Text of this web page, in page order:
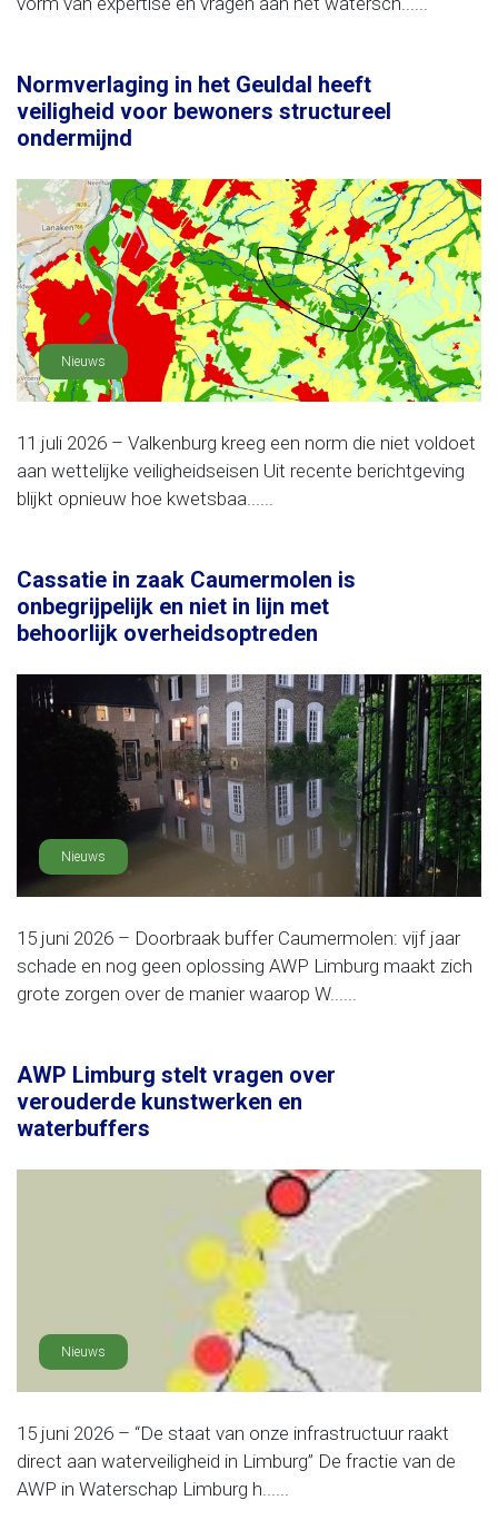
Normverlaging in het Geuldal heeft
veiligheid voor bewoners structureel
ondermijnd
Nieuws
11 juli 2026 – Valkenburg kreeg een norm die niet voldoet
aan wettelijke veiligheidseisen Uit recente berichtgeving
blijkt opnieuw hoe kwetsbaa......
Cassatie in zaak Caumermolen is
onbegrijpelijk en niet in lijn met
behoorlijk overheidsoptreden
Nieuws
15 juni 2026 – Doorbraak buffer Caumermolen: vijf jaar
schade en nog geen oplossing AWP Limburg maakt zich
grote zorgen over de manier waarop W......
AWP Limburg stelt vragen over
verouderde kunstwerken en
waterbuffers
Nieuws
15 juni 2026 – “De staat van onze infrastructuur raakt
direct aan waterveiligheid in Limburg” De fractie van de
AWP in Waterschap Limburg h......